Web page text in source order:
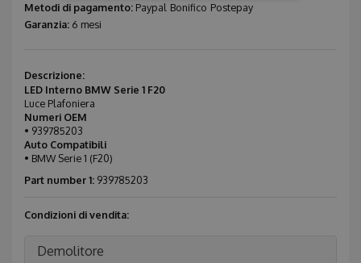
Metodi di pagamento: Paypal Bonifico Postepay
Garanzia: 6 mesi
Descrizione:
LED Interno BMW Serie 1 F20
Luce Plafoniera
Numeri OEM
• 939785203
Auto Compatibili
• BMW Serie 1 (F20)
Part number 1: 939785203
Condizioni di vendita:
Demolitore
Strettamente necessari
I cookie strettamente necessari consentono le
funzionalità principali del sito web come
l'accesso dell'utente e la gestione dell'account. Il
sito web non può essere utilizzato correttamente
senza i cookie strettamente necessari.
Nome
CookieScriptConsent